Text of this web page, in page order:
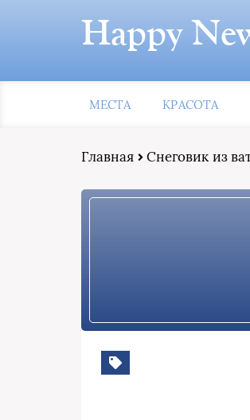
Happy
МЕСТА КРАСОТА
Главная Снеговик из